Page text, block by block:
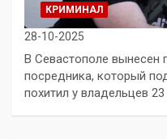
КРИМИНАЛ
28-10-2025
В Севастополе вынесен
посредника, который
похитил у владельцев